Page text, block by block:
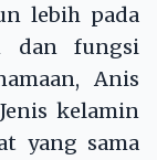
lebih pada
dan fungsi
Anis
kelamin
yang sama